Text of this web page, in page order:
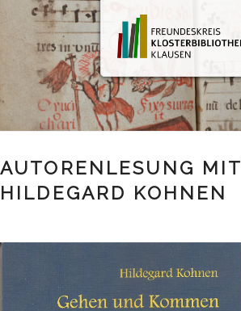
Zum
springen
AUTORENLESUNG MIT
HILDEGARD KOHNEN